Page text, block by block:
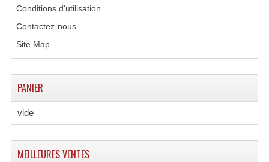
Conditions d'utilisation
Contactez-nous
Site Map
PANIER
vide
MEILLEURES VENTES